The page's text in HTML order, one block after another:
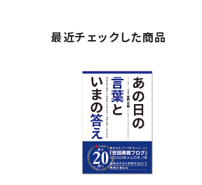
最近チェックした商品